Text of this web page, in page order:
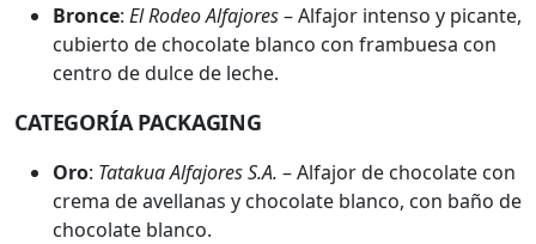
Bronce: El Rodeo Alfajores– Alfajor intenso y picante,
cubierto de chocolate blanco con frambuesa con
centro de dulce de leche.
CATEGORÍA PACKAGING
Oro: Tatakua Alfajores S.A. – Alfajor de chocolate con
crema de avellanas y chocolate blanco, con baño de
chocolate blanco.